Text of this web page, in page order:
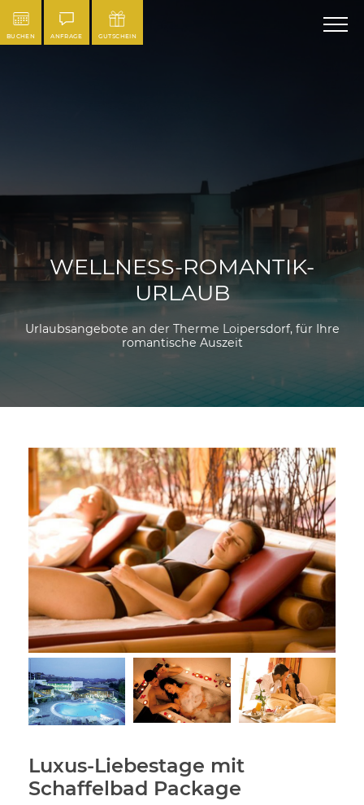
BUCHEN ANFRAGE GUTSCHEIN
WELLNESS-ROMANTIK-
URLAUB
Urlaubsangebote an der Therme Loipersdorf, für Ihre
romantische Auszeit
Luxus-Liebestage mit
Schaffelbad Package